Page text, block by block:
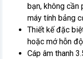
bạn, không
máy tính bảng
Thiết kế đặc
hoặc mớ hỗn
Cáp âm thanh